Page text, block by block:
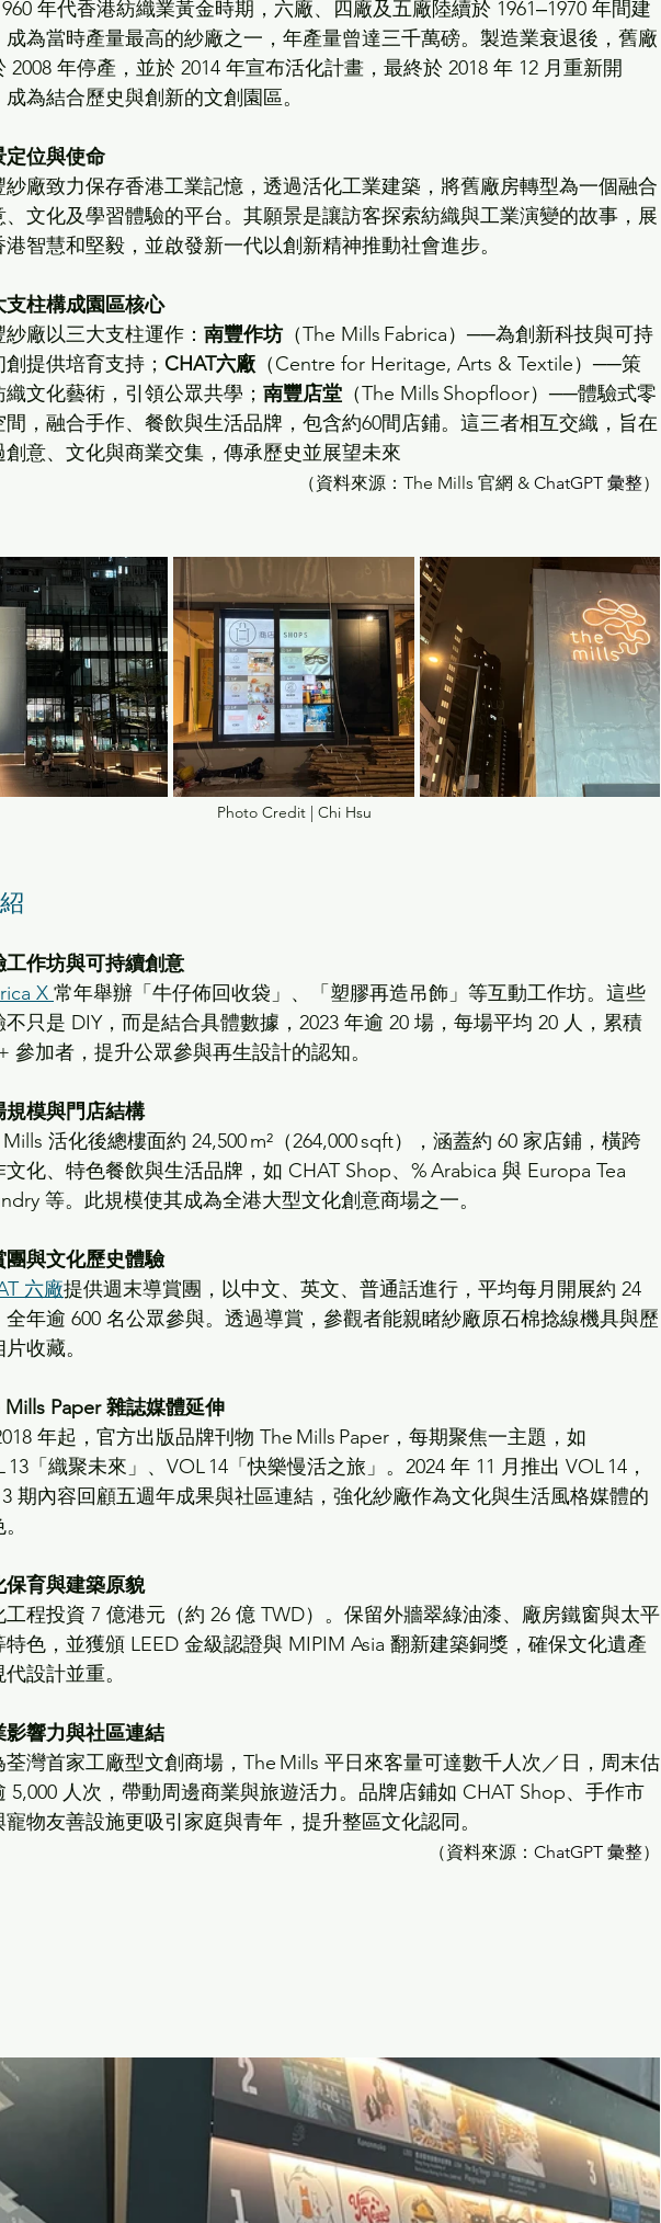
年代香港紡織業黃金時期，六廠、四廠及五廠陸續於 1961‒1970 年間建
成為當時產量最高的紗廠之一，年產量曾達三千萬磅。製造業衰退後，舊廠
2008 年停產，並於 2014 年宣布活化計畫，最終於 2018 年 12 月重新開
成為結合歷史與創新的文創園區。
定位與使命
紗廠致力保存香港工業記憶，透過活化工業建築，將舊廠房轉型為一個融合
、文化及學習體驗的平台。其願景是讓訪客探索紡織與工業演變的故事，展
港智慧和堅毅，並啟發新一代以創新精神推動社會進步。
支柱構成園區核心
紗廠以三大支柱運作： 南豐作坊（The Mills Fabrica）──為創新科技與可持
創提供培育支持； CHAT六廠 （Centre for Heritage, Arts & Textile）──策
織文化藝術，引領公眾共學； 南豐店堂 （The Mills Shopfloor）──體驗式零
間，融合手作、餐飲與生活品牌，包含約60間店鋪。這三者相互交織，旨在
創意、文化與商業交集，傳承歷史並展望未來
（資料來源：The Mills 官網 & ChatGPT 彙整）
Photo Credit | Chi Hsu
工作坊與可持續創意
X 常年舉辦「牛仔佈回收袋」、「塑膠再造吊飾」等互動工作坊。這些
不只是 DIY，而是結合具體數據，2023 年逾 20 場，每場平均 20 人，累積
參加者，提升公眾參與再生設計的認知。
規模與門店結構
Mills 活化後總樓面約 24,500 m²（264,000 sqft），涵蓋約 60 家店鋪，橫跨
文化、特色餐飲與生活品牌，如 CHAT Shop、% Arabica 與 Europa Tea
等。此規模使其成為全港大型文化創意商場之一。
團與文化歷史體驗
六廠提供週末導賞團，以中文、英文、普通話進行，平均每月開展約 24
全年逾 600 名公眾參與。透過導賞，參觀者能親睹紗廠原石棉捻線機具與歷
片收藏。
Mills Paper 雜誌媒體延伸
年起，官方出版品牌刊物 The Mills Paper，每期聚焦一主題，如
13「織聚未來」、VOL 14「快樂慢活之旅」。2024 年 11 月推出 VOL 14，
期內容回顧五週年成果與社區連結，強化紗廠作為文化與生活風格媒體的
。
保育與建築原貌
工程投資 7 億港元（約 26 億 TWD）。保留外牆翠綠油漆、廠房鐵窗與太平
特色，並獲頒 LEED 金級認證與 MIPIM Asia 翻新建築銅獎，確保文化遺產
代設計並重。
影響力與社區連結
荃灣首家工廠型文創商場，The Mills 平日來客量可達數千人次／日，周末估
5,000 人次，帶動周邊商業與旅遊活力。品牌店鋪如 CHAT Shop、手作市
寵物友善設施更吸引家庭與青年，提升整區文化認同。
（資料來源： ChatGPT 彙整）